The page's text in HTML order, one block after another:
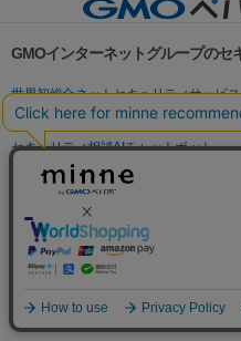
GMOインターネットグループのセ
世界初総合ネットセキュリティサービス
パスワード漏洩診断
Webサイトリ
セキュリティ相談AIチャットボット
実在証明・盗聴対策
サイバー攻撃対策（GMO Flatt Security）
セキュリティ事業の軌跡